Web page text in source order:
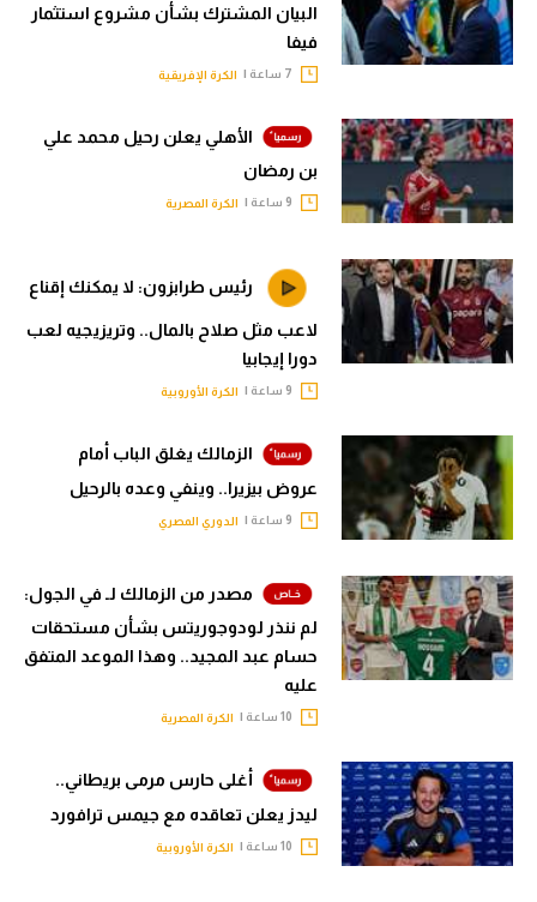
البيان المشترك بشأن مشروع استثمار
فيفا
الكرة الإفريقية
الأهلي يعلن رحيل محمد علي
بن رمضان
الكرة المصرية
رئيس طرابزون: لا يمكنك إقناع
لاعب مثل صلاح بالمال.. وتريزيجيه لعب
دورا إيجابيا
الكرة الأوروبية
الزمالك يغلق الباب أمام
عروض بيزيرا.. وينفي وعده بالرحيل
الدوري المصري
مصدر من الزمالك لـ في الجول:
لم ننذر لودوجوريتس بشأن مستحقات
حسام عبد المجيد.. وهذا الموعد المتفق
عليه
الكرة المصرية
أغلى حارس مرمى بريطاني..
ليدز يعلن تعاقده مع جيمس ترافورد
الكرة الأوروبية